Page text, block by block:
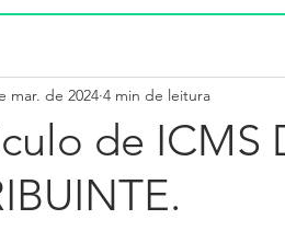
de ICMS
mar. de 2024 4 min de leitura